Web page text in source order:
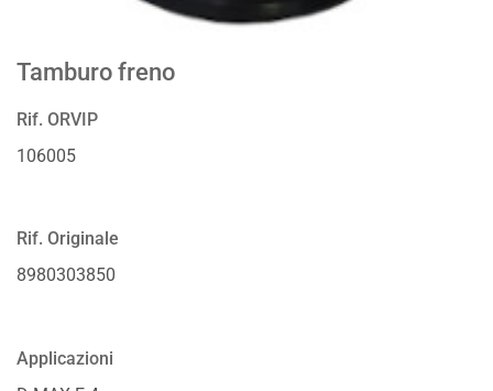
Tamburo freno
Rif. ORVIP
106005
Rif. Originale
8980303850
Applicazioni